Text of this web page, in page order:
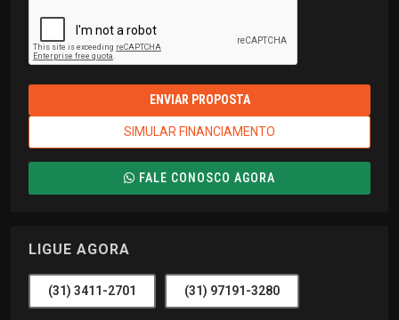
ENVIAR PROPOSTA
SIMULAR FINANCIAMENTO
FALE CONOSCO AGORA
LIGUE AGORA
(31) 3411-2701 (31) 97191-3280